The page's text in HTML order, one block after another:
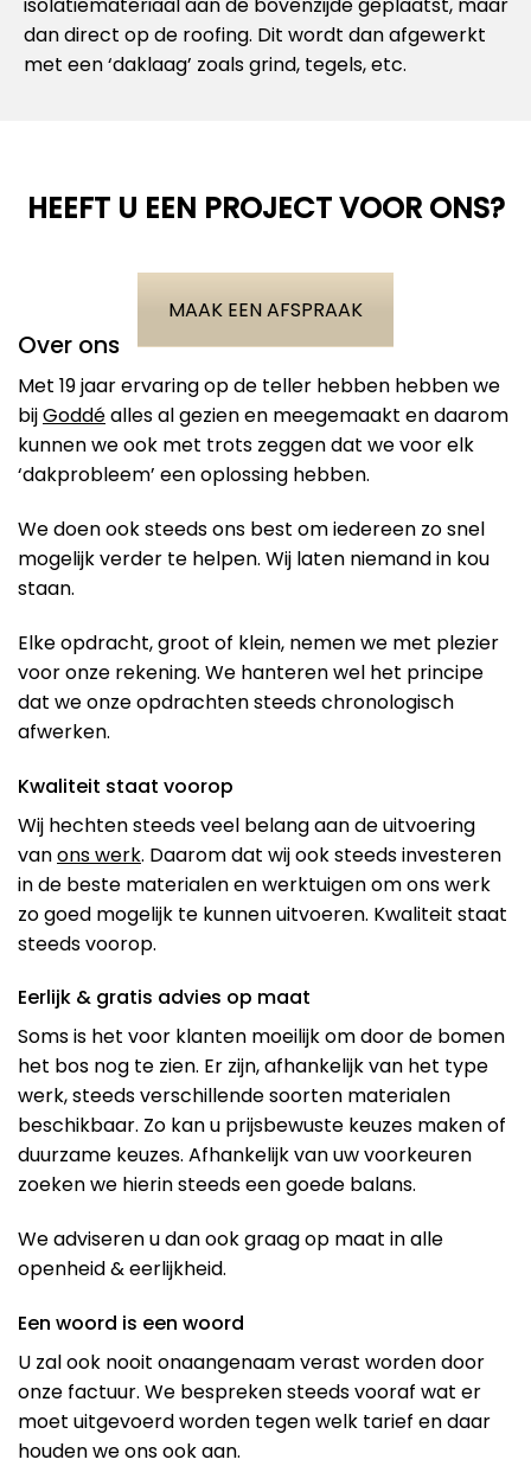
dan direct op de roofing. Dit wordt dan afgewerkt
met een ‘daklaag’ zoals grind, tegels, etc.
HEEFT U EEN PROJECT VOOR ONS?
MAAK EEN AFSPRAAK
Over ons
Met 19 jaar ervaring op de teller hebben hebben we
bijGoddéalles al gezien en meegemaakt en daarom
kunnen we ook met trots zeggen dat we voor elk
‘dakprobleem’ een oplossing hebben.
We doen ook steeds ons best om iedereen zo snel
mogelijk verder te helpen. Wij laten niemand in kou
staan.
Elke opdracht, groot of klein, nemen we met plezier
voor onze rekening. We hanteren wel het principe
dat we onze opdrachten steeds chronologisch
afwerken.
Kwaliteit staat voorop
Wij hechten steeds veel belang aan de uitvoering
vanons werk. Daarom dat wij ook steeds investeren
in de beste materialen en werktuigen om ons werk
zo goed mogelijk te kunnen uitvoeren. Kwaliteit staat
steeds voorop.
Eerlijk & gratis advies op maat
Soms is het voor klanten moeilijk om door de bomen
het bos nog te zien. Er zijn, afhankelijk van het type
werk, steeds verschillende soorten materialen
beschikbaar. Zo kan u prijsbewuste keuzes maken of
duurzame keuzes. Afhankelijk van uw voorkeuren
zoeken we hierin steeds een goede balans.
We adviseren u dan ook graag op maat in alle
openheid & eerlijkheid.
Een woord is een woord
U zal ook nooit onaangenaam verast worden door
onze factuur. We bespreken steeds vooraf wat er
moet uitgevoerd worden tegen welk tarief en daar
houden we ons ook aan.